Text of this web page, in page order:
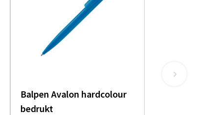
Balpen Avalon hardcolour
bedrukt